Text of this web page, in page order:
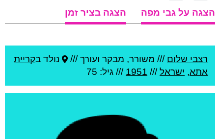
הצגה על גבי מפה
הצגה בציר זמן
רצבי שלום /// משורר, מבקר ועורך /// נולד בקריית
אתא, ישראל///
1951 /// גיל: 75